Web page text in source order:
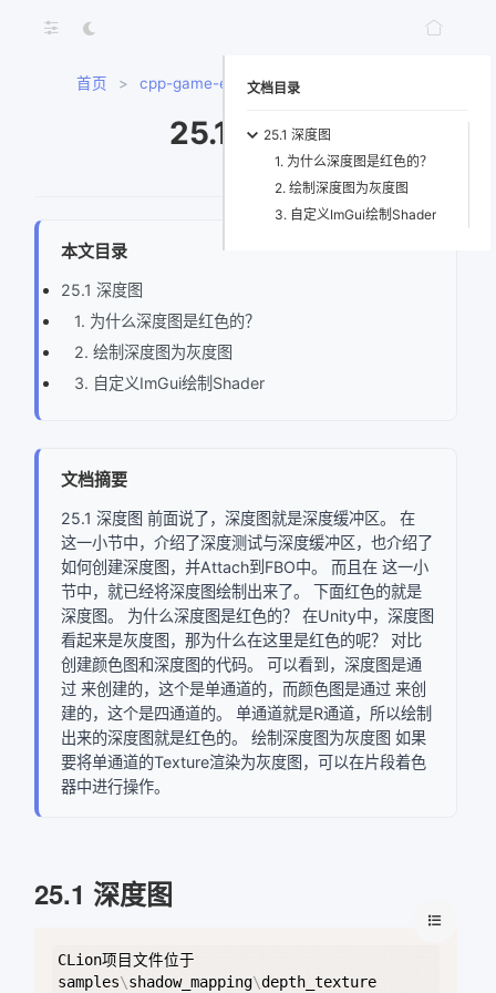
首页 > cpp-game-engine-book
25.1深度图
本文目录
25.1 深度图
1. 为什么深度图是红色的？
2. 绘制深度图为灰度图
3. 自定义ImGui绘制Shader
文档摘要
25.1 深度图 前面说了，深度图就是深度缓冲区。 在
这一小节中，介绍了深度测试与深度缓冲区，也介绍了
如何创建深度图，并Attach到FBO中。 而且在 这一小
节中，就已经将深度图绘制出来了。 下面红色的就是
深度图。 为什么深度图是红色的？ 在Unity中，深度图
看起来是灰度图，那为什么在这里是红色的呢？ 对比
创建颜色图和深度图的代码。 可以看到，深度图是通
过 来创建的，这个是单通道的，而颜色图是通过 来创
建的，这个是四通道的。 单通道就是R通道，所以绘制
出来的深度图就是红色的。 绘制深度图为灰度图 如果
要将单通道的Texture渲染为灰度图，可以在片段着色
器中进行操作。
25.1 深度图
CLion项目文件位于
samples\shadow_mapping\
文档目录
25.1 深度图
1. 为什么深度图是红色的？
2. 绘制深度图为灰度图
3. 自定义ImGui绘制Shader